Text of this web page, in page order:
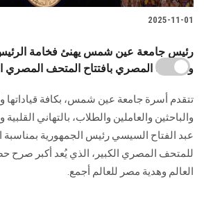
2025-11-01
رئيس جامعة عين شمس يهنئ فخامة
والشعب المصري بافتتاح المتحف المصري
تتقدم أسرة جامعة عين شمس، بكافة قياداتها
والباحثين والعاملين والطلاب، بالتهاني
عبد الفتاح السيسي رئيس الجمهورية بمناسبة
للمتحف المصري الكبير، الذي يُعد أكبر صرح
العالم وهدية مصر للعالم أجمع.